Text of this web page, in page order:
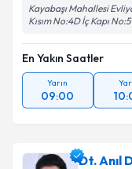
Kayabaşı Mahallesi
Kısım No:4D İç Kapı No:5
En Yakın Saatler
Yarın
09:00
Dt. Anıl